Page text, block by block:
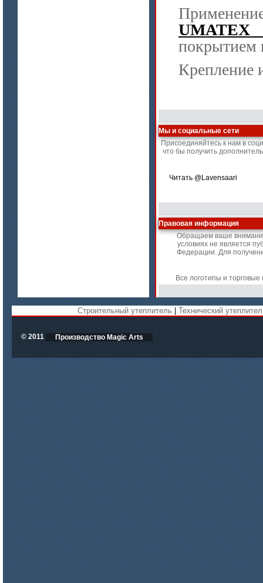
UMATEX
покрытием
Крепление
Мы и социальные сети
Присоединяйтесь к нам в
что бы получить
Читать @Lavensaari
Правовая информация
Обращаем ваше
условиях не является
Федерации. Для
Все логотипы и
Строительный утеплитель Технический
© 2011 Производство Magic Arts